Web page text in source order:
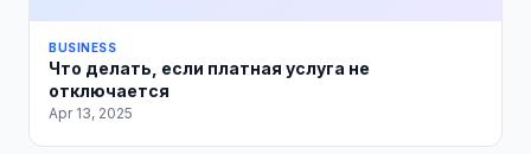
BUSINESS
Что делать, если платная услуга не
отключается
Apr 13, 2025